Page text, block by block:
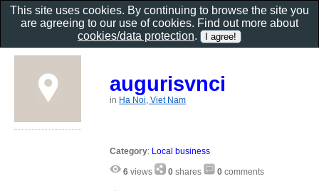
augurisvnci
in Ha Noi, Viet Nam
Category: Local business
6 views 0 shares 0 comments
This site uses cookies. By continuing to browse the site you
are agreeing to our use of cookies. Find out more about
cookies/data protection.